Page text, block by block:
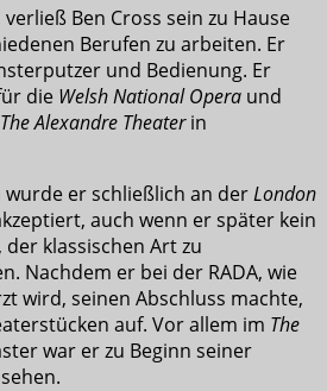
Ben Cross sein zu Hause
Berufen zu arbeiten. Er
und Bedienung. Er
die Welsh National Opera und
The Alexandre Theaterin
wurde er schließlich an derLondon
auch wenn er später kein
klassischen Art zu
Nachdem er bei der RADA, wie
wird, seinen Abschluss machte,
auf. Vor allem im The
war er zu Beginn seiner